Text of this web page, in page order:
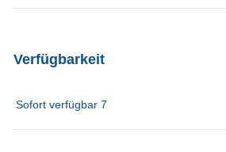
Verfügbarkeit
Sofort verfügbar 7